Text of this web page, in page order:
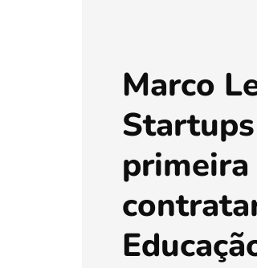
Marco
primeira